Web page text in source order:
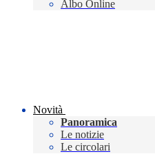
Albo Online
Novità
Panoramica
Le notizie
Le circolari